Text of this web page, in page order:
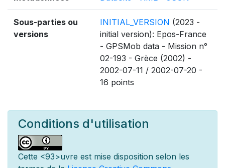
Sous-parties ou
versions
INITIAL_VERSION (2023 -
initial version): Epos-France
- GPSMob data - Mission n°
02-193 - Grèce (2002) -
2002-07-11 / 2002-07-20 -
16 points
Conditions d'utilisation
Cette <93>uvre est mise disposition selon les